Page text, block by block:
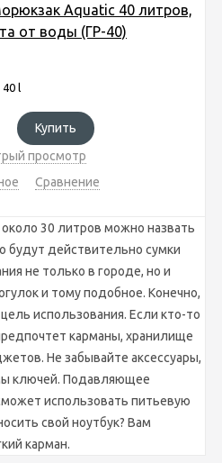
Aquatic 40 литров,
от воды (ГР-40)
40 l
Купить
просмотр
Сравнение
30 литров можно назвать
будут действительно сумки
не только в городе, но и
и тому подобное. Конечно,
использования. Если кто-то
карманы, хранилище
Не забывайте аксессуары,
ключей. Подавляющее
использовать питьевую
свой ноутбук? Вам
карман.